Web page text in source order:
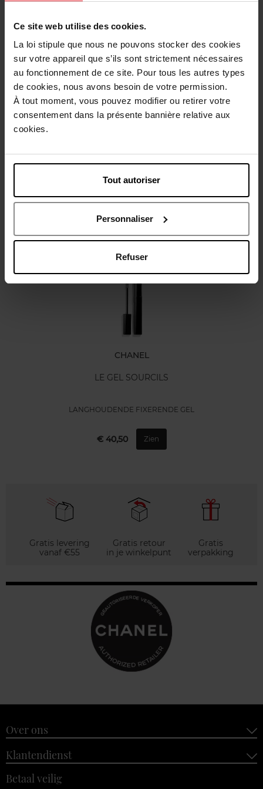
Ce site web utilise des cookies.
La loi stipule que nous ne pouvons stocker des cookies
sur votre appareil que s’ils sont strictement nécessaires
au fonctionnement de ce site. Pour tous les autres types
de cookies, nous avons besoin de votre permission.
À tout moment, vous pouvez modifier ou retirer votre
consentement dans la présente bannière relative aux
cookies.
Tout autoriser
Personnaliser
Refuser
Gratis levering bij aankoop van min. 55€
Gratis retour in je winkelpunt
Gratis verpakking
Beschrijving
Karakteristieken
Nog iets vergeten ?
CHANEL
LE GEL SOURCILS
LANGHOUDENDE FIXERENDE GEL
€ 40,50 Zien
Gratis levering
vanaf €55
Gratis retour
in je winkelpunt
Gratis
verpakking
Over ons
Klantendienst
Betaal veilig